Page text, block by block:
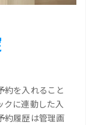
約を入れること
クに連動した入
約履歴は管理画